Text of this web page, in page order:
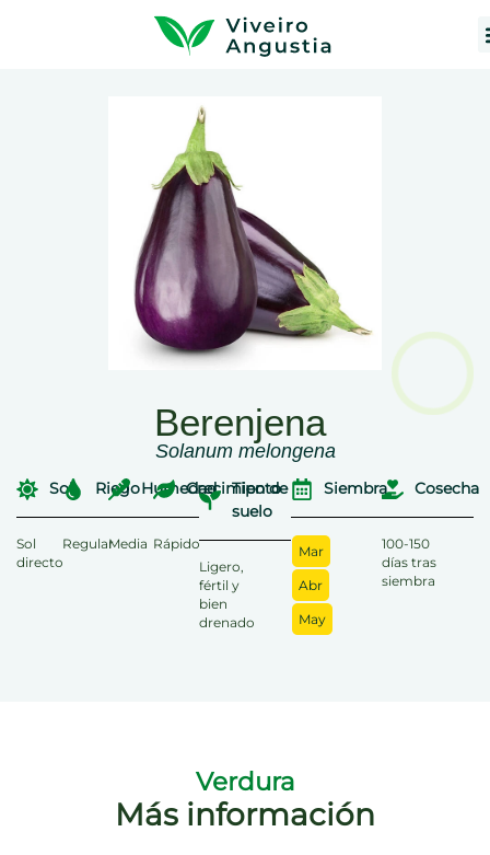
Berenjena
Solanum melongena
Sol
Sol
directo
Riego
Regular
Humedad
Media
Crecimiento
Rápido
Tipo de
suelo
Ligero,
fértil y
bien
drenado
Siembra
Mar
Abr
May
Cosecha
100-150
días tras
siembra
Verdura
Más información